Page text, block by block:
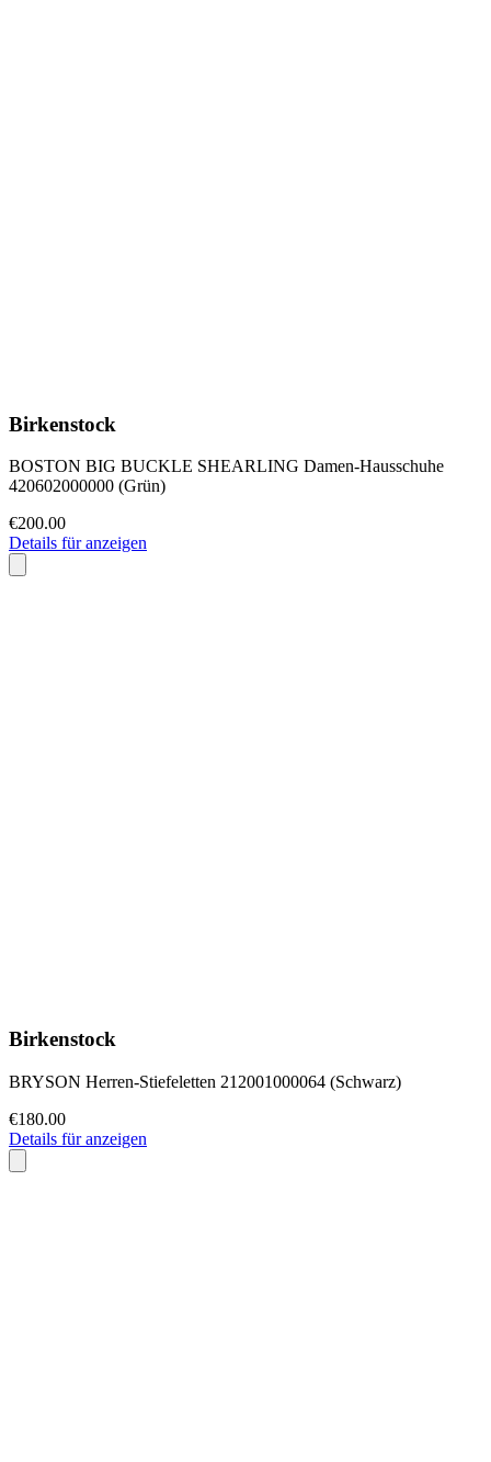
Birkenstock
BOSTON BIG BUCKLE SHEARLING Damen-Hausschuhe
420602000000 (Grün)
€200.00
Details für anzeigen
Birkenstock
BRYSON Herren-Stiefeletten 212001000064 (Schwarz)
€180.00
Details für anzeigen